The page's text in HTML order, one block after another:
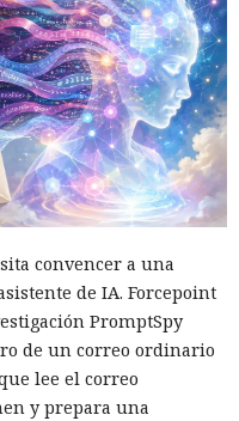
convencer a una
de IA. Forcepoint
PromptSpy
de un correo ordinario
lee el correo
y prepara una